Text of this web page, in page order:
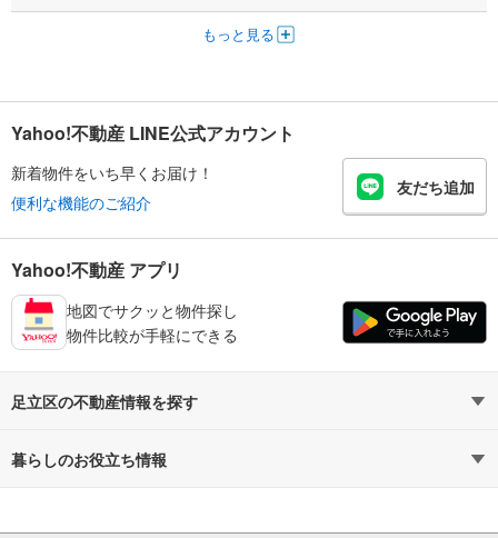
もっと見る
Yahoo!不動産 LINE公式アカウント
新着物件をいち早くお届け！
便利な機能のご紹介
友だち追加
Yahoo!不動産 アプリ
地図でサクッと物件探し
物件比較が手軽にできる
足立区の不動産情報を探す
不動産・住宅
暮らしのお役立ち情報